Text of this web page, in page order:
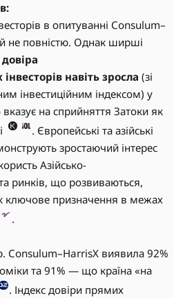
в опитуванні Consulum–
не повністю. Однак ширші
довіра
навіть зросла (зі
інвестиційним індексом) у
на сприйняття Затоки як
. Європейські та азійські
зростаючий інтерес
Азійсько-
ринків, що розвиваються,
ключове призначення в межах
.
Consulum–HarrisX виявила 92%
та 91% — що країна «на
. Індекс довіри прямих